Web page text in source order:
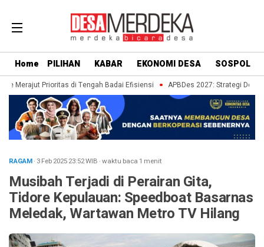
Home PILIHAN KABAR EKONOMI DESA SOSPOL
Merajut Prioritas di Tengah Badai Efisiensi APBDes 2027: Strategi Desa
RAGAM· 3 Feb 202523:52WIB ·waktu baca 1 menit
Musibah Terjadi di Perairan Gita,
Tidore Kepulauan: Speedboat Basarnas
Meledak, Wartawan Metro TV Hilang